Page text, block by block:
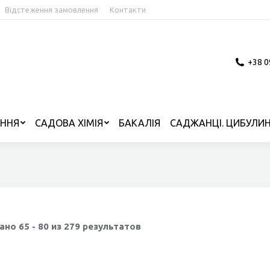
Відстеження замовлення Контакти
+38
САДОВА ХІМІЯ БАКАЛІЯ САДЖАНЦІ.
65 - 80 из 279 результатов